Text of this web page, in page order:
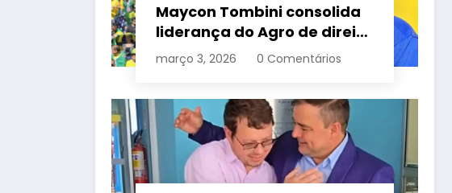
Maycon Tombini consolida
liderança do Agro de direita
em manifestação “Acorda
Brasil” em Goiânia
março 3, 2026 0 Comentários